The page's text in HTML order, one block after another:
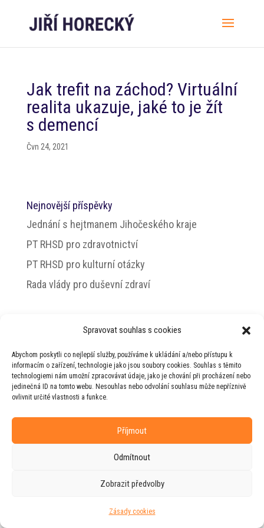
Spravovat souhlas s cookies
Abychom poskytli co nejlepší služby, používáme k ukládání a/nebo přístupu k
informacím o zařízení, technologie jako jsou soubory cookies. Souhlas s těmito
technologiemi nám umožní zpracovávat údaje, jako je chování při procházení nebo
jedinečná ID na tomto webu. Nesouhlas nebo odvolání souhlasu může nepříznivě
ovlivnit určité vlastnosti a funkce.
Příjmout
Odmítnout
Zobrazit předvolby
Zásady cookies
Jak trefit na záchod? Virtuální
realita ukazuje, jaké to je žít
s demencí
Čvn 24, 2021
Nejnovější příspěvky
Jednání s hejtmanem Jihočeského kraje
PT RHSD pro zdravotnictví
PT RHSD pro kulturní otázky
Rada vlády pro duševní zdraví
Horeckého
Web vytvořila firmaRUDIve spolupráci s
agenturou